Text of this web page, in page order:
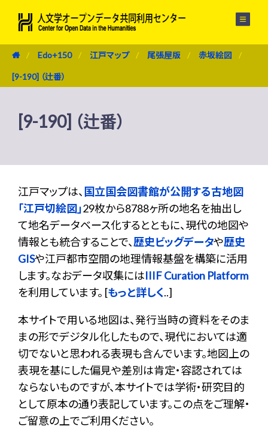
Edo+150 江戸マップ 尾張屋版 赤坂絵図
[9-190] （辻番）
[9-190] （辻番）
江戸マップは、 国立国会図書館が公開する古地図
「江戸切絵図」29枚から8788ヶ所の地名を抽出し
て地名データベース化するとともに、現代の地図や
情報とも統合することで、歴史ビッグデータや歴史
GISや江戸都市空間の地理情報基盤を構築に活用
します。なおデータ収集にはIIIF Curation Platform
を利用しています。 [もっと詳しく..]
本サイトで用いる地図は、発行当時の資料をそのま
まの形でデジタル化したもので、現代においては適
切でないと思われる表現も含んでいます。地図上の
表現を基にした偏見や差別は肯定・容認されては
ならないものですが、本サイトでは学術・研究目的
として原本の通り表記しています。この点をご理解・
ご留意の上でご利用ください。